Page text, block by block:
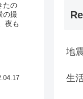
たの
の撮
夜も
地
生